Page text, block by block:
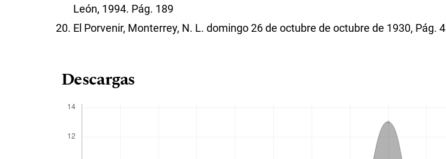
León, 1994. Pág. 189
El Porvenir, Monterrey, N. L. domingo 26 de octubre de octubre de 1930, Pág. 4
Descargas